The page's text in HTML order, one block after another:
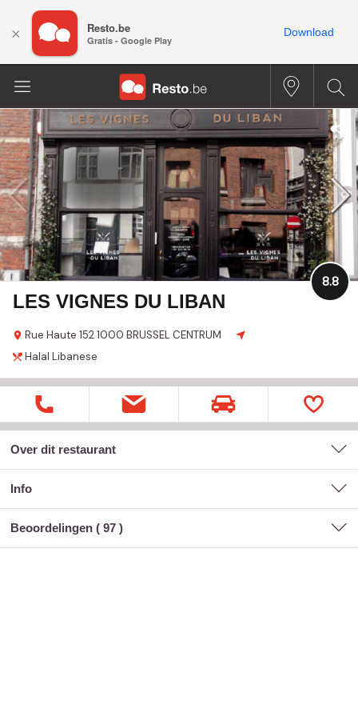
LES VIGNES DU LIBAN
Rue Haute 1521000 BRUSSEL CENTRUM
8.8
Halal Libanese
Over dit restaurant
Info
Beoordelingen ( 97 )
× Resto.be
Gratis - Google Play
Download